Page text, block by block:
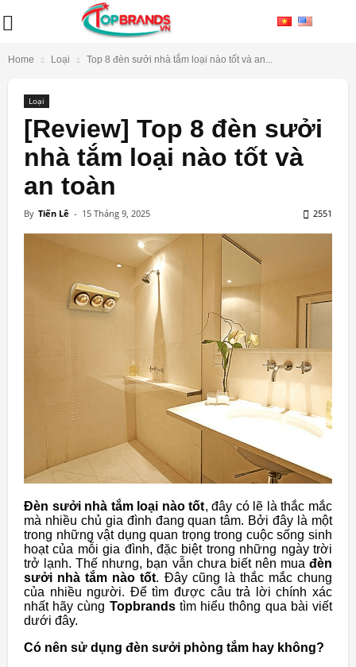
Home Loại Top 8 đèn sưởi nhà tắm loại nào tốt và an...
Loại
[Review] Top 8 đèn sưởi
nhà tắm loại nào tốt và
an toàn
By Tiến Lê - 15 Tháng 9, 2025 2551
Đèn sưởi nhà tắm loại nào tốt, đây có lẽ là thắc mắc
mà nhiều chủ gia đình đang quan tâm. Bởi đây là một
trong những vật dụng quan trọng trong cuộc sống sinh
hoạt của mỗi gia đình, đặc biệt trong những ngày trời
trở lạnh. Thế nhưng, bạn vẫn chưa biết nên mua đèn
sưởi nhà tắm nào tốt. Đây cũng là thắc mắc chung
của nhiều người. Để tìm được câu trả lời chính xác
nhất hãy cùng Topbrands tìm hiểu thông qua bài viết
dưới đây.
Có nên sử dụng đèn sưởi phòng tắm hay không?